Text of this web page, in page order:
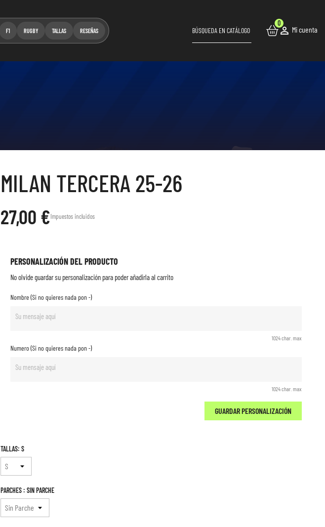
F1 RUGBY TALLAS RESEÑAS
0
 Mi cuenta
MILAN TERCERA 25-26
27,00 €Impuestos incluidos
PERSONALIZACIÓN DEL PRODUCTO
No olvide guardar su personalización para poder añadirla al carrito
Nombre (Si no quieres nada pon -)
1024 char. max
Numero (Si no quieres nada pon -)
1024 char. max
GUARDAR PERSONALIZACIÓN
TALLAS: S
PARCHES : SIN PARCHE